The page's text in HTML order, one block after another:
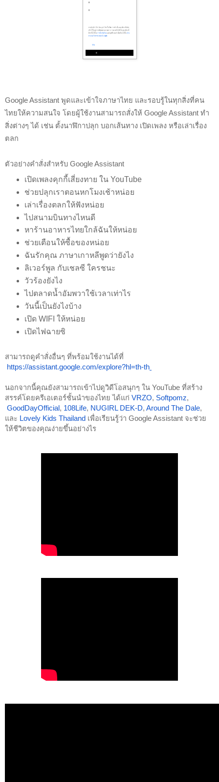
Google Assistant พูดและเข้าใจภาษาไทย และรอบรู้ในทุกสิ่งที่คน
ไทยให้ความสนใจ โดยผู้ใช้งานสามารถสั่งให้ Google Assistant ทำ
สิ่งต่างๆ ได้ เช่น ตั้งนาฬิกาปลุก บอกเส้นทาง เปิดเพลง หรือเล่าเรื่อง
ตลก
ตัวอย่างคำสั่งสำหรับ Google Assistant
เปิดเพลงคุกกี้เสี่ยงทาย ใน YouTube
ช่วยปลุกเราตอนหกโมงเช้าหน่อย
เล่าเรื่องตลกให้ฟังหน่อย
ไปสนามบินทางไหนดี
หาร้านอาหารไทยใกล้ฉันให้หน่อย
ช่วยเตือนให้ซื้อของหน่อย
ฉันรักคุณ ภาษาเกาหลีพูดว่ายังไง
ลิเวอร์พูล กับเชลซี ใครชนะ
วัวร้องยังไง
ไปตลาดน้ำอัมพวาใช้เวลาเท่าไร
วันนี้เป็นยังไงบ้าง
เปิด WIFI ให้หน่อย
เปิดไฟฉายซิ
สามารถดูคำสั่งอื่นๆ ที่พร้อมใช้งานได้ที่
https://assistant.google.com/explore?hl=th-th
นอกจากนี้คุณยังสามารถเข้าไปดูวิดีโอสนุกๆ ใน YouTube ที่สร้าง
สรรค์โดยครีเอเตอร์ชั้นนำของไทย ได้แก่ VRZO, Softpomz,
GoodDayOfficial , 108Life, NUGIRL DEK-D, Around The Dale,
และ Lovely Kids Thailand เพื่อเรียนรู้ว่า Google Assistant จะช่วย
ให้ชีวิตของคุณง่ายขึ้นอย่างไร